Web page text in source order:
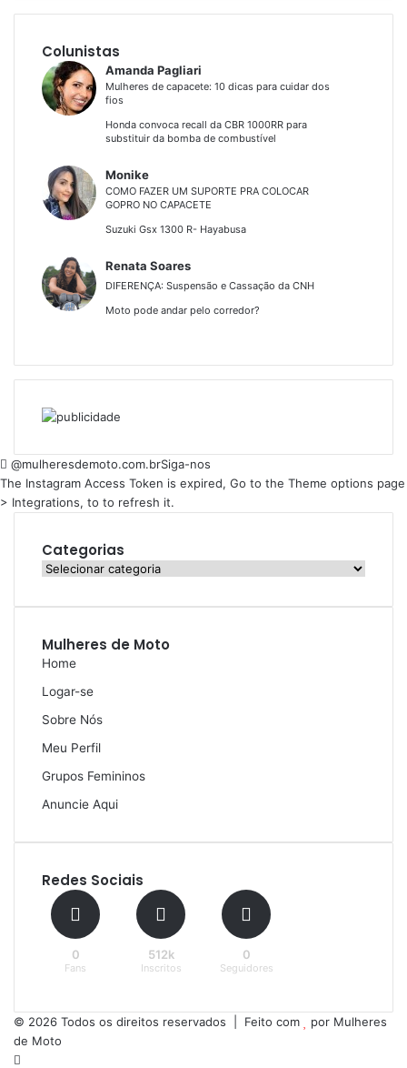
Colunistas
Amanda Pagliari
Mulheres de capacete: 10 dicas para cuidar dos
fios
Honda convoca recall da CBR 1000RR para
substituir da bomba de combustível
Monike
COMO FAZER UM SUPORTE PRA COLOCAR
GOPRO NO CAPACETE
Suzuki Gsx 1300 R- Hayabusa
Renata Soares
DIFERENÇA: Suspensão e Cassação da CNH
Moto pode andar pelo corredor?
@mulheresdemoto.com.brSiga-nos
The Instagram Access Token is expired, Go to the Theme options page
> Integrations, to to refresh it.
Categorias
Categorias
Mulheres de Moto
Home
Logar-se
Sobre Nós
Meu Perfil
Grupos Femininos
Anuncie Aqui
Redes Sociais
0
Fans
512k
Inscritos
0
Seguidores
© 2026 Todos os direitos reservados | Feito com por Mulheres
de Moto